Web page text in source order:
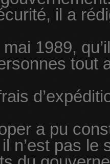
il a
1989,
tout
a pu
n’est pas le